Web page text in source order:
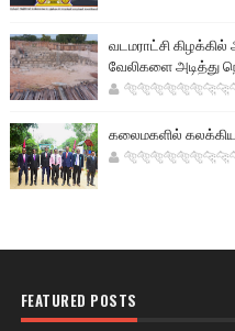
வடமராட்சி
வேலிகளை அடித்து
கலைமகளில்
FEATURED POSTS